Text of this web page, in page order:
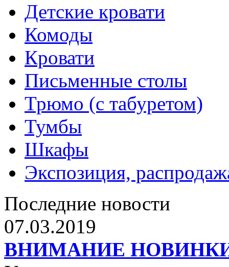
Детские кровати
Комоды
Кровати
Письменные столы
Трюмо (с табуретом)
Тумбы
Шкафы
Экспозиция,
Последние новости
07.03.2019
ВНИМАНИЕ НОВИНКИ